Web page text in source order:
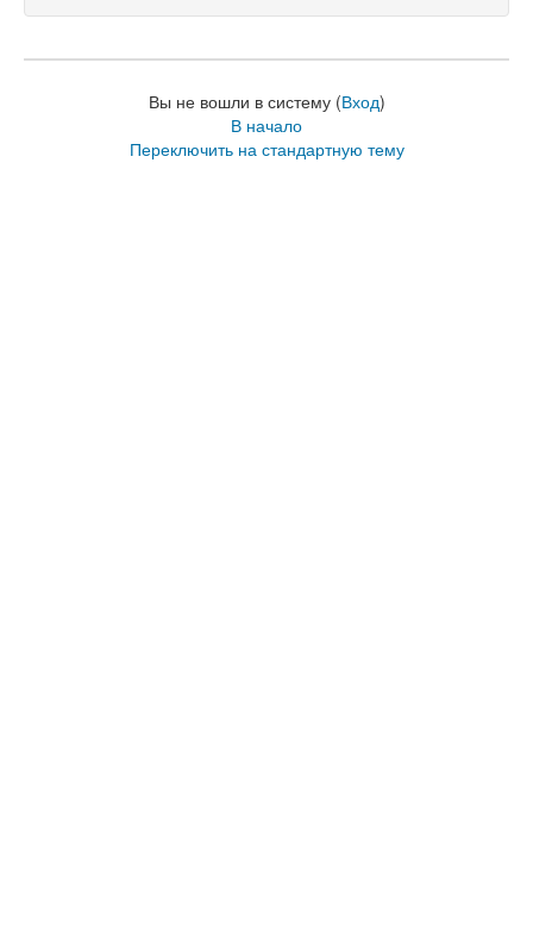
Вы не вошли в систему (Вход)
В начало
Переключить на стандартную тему